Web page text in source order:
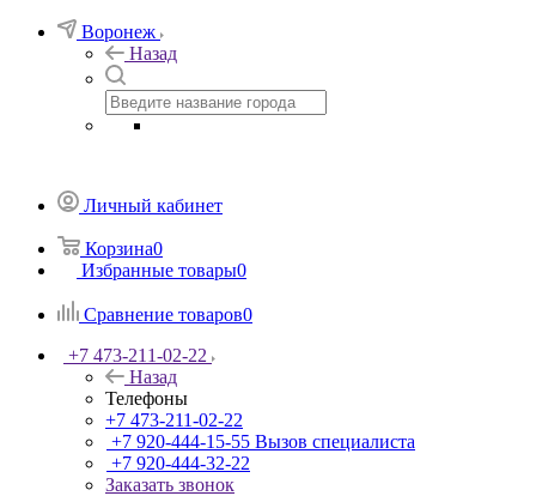
Воронеж
Назад
Личный кабинет
Корзина0
Избранные товары0
Сравнение товаров0
+7 473-211-02-22
Назад
Телефоны
+7 473-211-02-22
+7 920-444-15-55 Вызов специалиста
+7 920-444-32-22
Заказать звонок